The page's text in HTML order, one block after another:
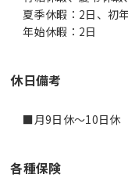
夏季休暇：2日、初
年始休暇：2日
休日備考
■月9日休～10日休
各種保険